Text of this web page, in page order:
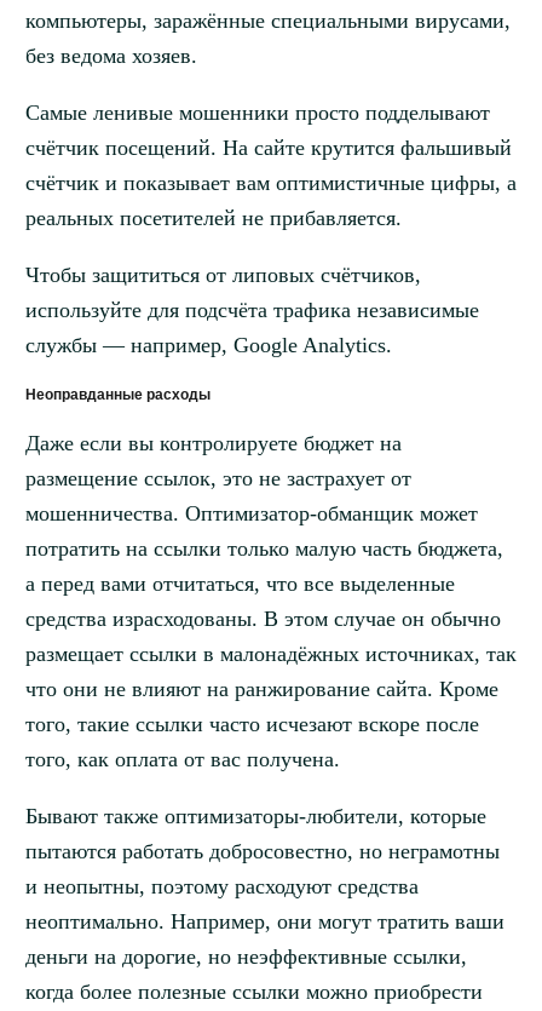
компьютеры, заражённые специальными вирусами,
без ведома хозяев.
Самые ленивые мошенники просто подделывают
счётчик посещений. На сайте крутится фальшивый
счётчик и показывает вам оптимистичные цифры, а
реальных посетителей не прибавляется.
Чтобы защититься от липовых счётчиков,
используйте для подсчёта трафика независимые
службы — например, Google Analytics.
Неоправданные расходы
Даже если вы контролируете бюджет на
размещение ссылок, это не застрахует от
мошенничества. Оптимизатор-обманщик может
потратить на ссылки только малую часть бюджета,
а перед вами отчитаться, что все выделенные
средства израсходованы. В этом случае он обычно
размещает ссылки в малонадёжных источниках, так
что они не влияют на ранжирование сайта. Кроме
того, такие ссылки часто исчезают вскоре после
того, как оплата от вас получена.
Бывают также оптимизаторы-любители, которые
пытаются работать добросовестно, но неграмотны
и неопытны, поэтому расходуют средства
неоптимально. Например, они могут тратить ваши
деньги на дорогие, но неэффективные ссылки,
когда более полезные ссылки можно приобрести